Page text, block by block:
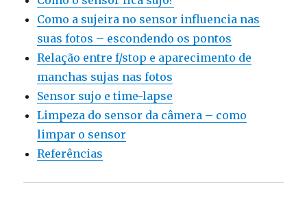
Como a sujeira no sensor influencia nas
suas fotos – escondendo os pontos
Relação entre f/stop e aparecimento de
manchas sujas nas fotos
Sensor sujo e time-lapse
Limpeza do sensor da câmera – como
limpar o sensor
Referências